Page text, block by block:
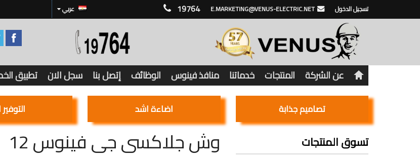
19764 E.MARKETING@VENUS-ELECTRIC.NET تسجيل الدخول عربي
عن الشركة المنتجات خدماتنا منافذ فينوس الوظائف إتصل بنا سجل الان تطبيق
تصاميم جذابة اضاءة اشد
تسوق المنتجات وش جلاكسى جى فينوس 12